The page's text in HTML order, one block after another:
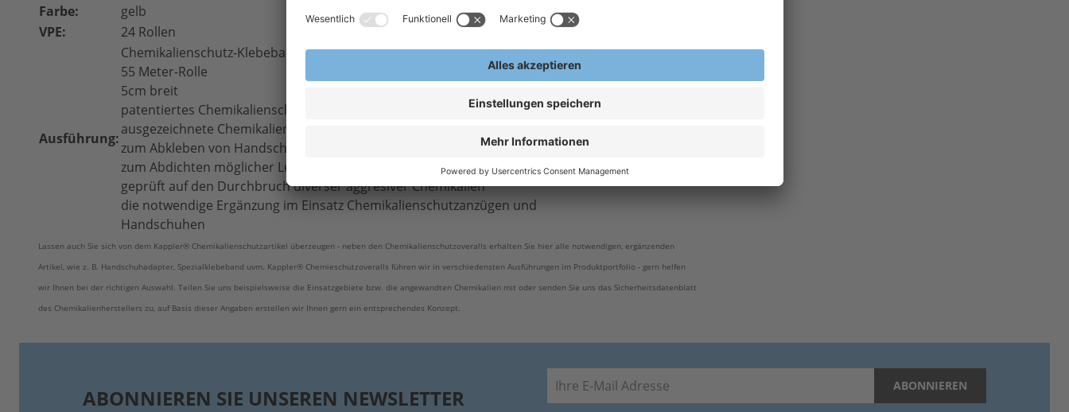
Farbe:
gelb
VPE:
24 Rollen
Ausführung:
Chemikalienschutz-Klebeband
55 Meter-Rolle
5cm breit
patentiertes Chemikalienschutz-Klebeband
ausgezeichnete Chemikalienbarriere
zum Abkleben von Handschuhen und Overalls
zum Abdichten möglicher Leckagen
geprüft auf den Durchbruch diverser aggresiver Chemikalien
die notwendige Ergänzung im Einsatz Chemikalienschutzanzügen und
Handschuhen
Lassen auch Sie sich von dem Kappler® Chemikalienschutzartikel überzeugen - neben den Chemikalienschutzoveralls erhalten Sie hier alle notwendigen, ergänzenden
Artikel, wie z. B. Handschuhadapter, Spezialklebeband uvm. Kappler® Chemieschutzoveralls führen wir in verschiedensten Ausführungen im Produktportfolio - gern helfen
wir Ihnen bei der richtigen Auswahl. Teilen Sie uns beispielsweise die Einsatzgebiete bzw. die angewandten Chemikalien mit oder senden Sie uns das Sicherheitsdatenblatt
des Chemikalienherstellers zu, auf Basis dieser Angaben erstellen wir Ihnen gern ein entsprechendes Konzept.
ABONNIEREN SIE UNSEREN NEWSLETTER
E-Mail ABONNIEREN